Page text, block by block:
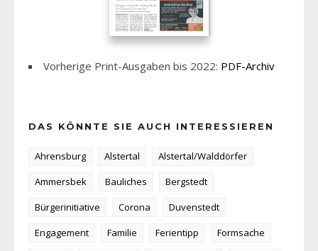
Vorherige Print-Ausgaben bis 2022: PDF-Archiv
DAS KÖNNTE SIE AUCH INTERESSIEREN
Ahrensburg Alstertal
Alstertal/Walddörfer
Ammersbek
Bauliches
Bergstedt
Bürgerinitiative
Corona
Duvenstedt
Engagement
Familie Ferientipp
Formsache